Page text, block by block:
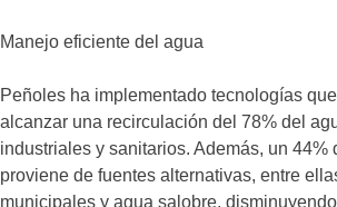
Manejo eficiente del agua
Peñoles ha implementado tecnologías
alcanzar una recirculación del 78% del
industriales y sanitarios. Además, un 44%
proviene de fuentes alternativas, entre
municipales y agua salobre,